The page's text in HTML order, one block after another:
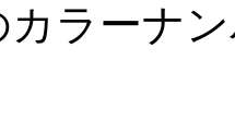
カラーナ